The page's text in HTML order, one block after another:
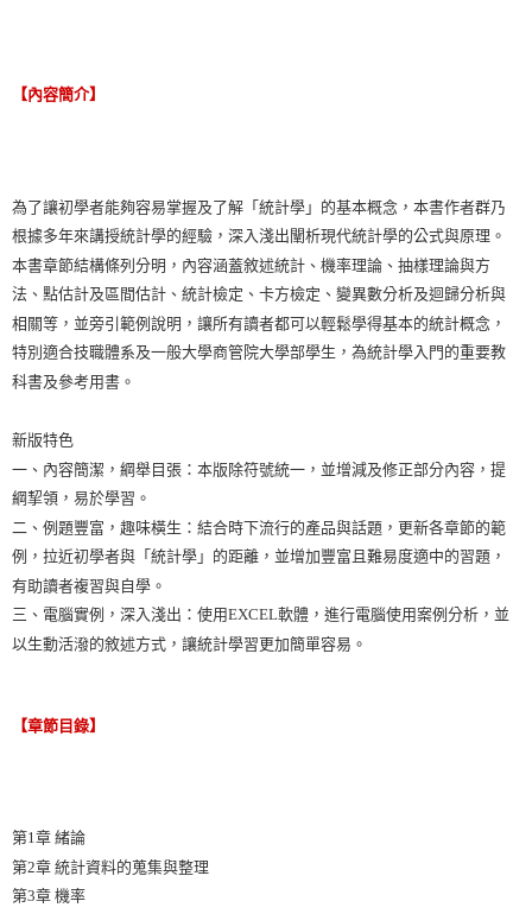
【內容簡介】
為了讓初學者能夠容易掌握及了解「統計學」的基本概念，本書作者群乃
根據多年來講授統計學的經驗，深入淺出闡析現代統計學的公式與原理。
本書章節結構條列分明，內容涵蓋敘述統計、機率理論、抽樣理論與方
法、點估計及區間估計、統計檢定、卡方檢定、變異數分析及迴歸分析與
相關等，並旁引範例說明，讓所有讀者都可以輕鬆學得基本的統計概念，
特別適合技職體系及一般大學商管院大學部學生，為統計學入門的重要教
科書及參考用書。
新版特色
一、內容簡潔，綱舉目張：本版除符號統一，並增減及修正部分內容，提
綱挈領，易於學習。
二、例題豐富，趣味橫生：結合時下流行的產品與話題，更新各章節的範
例，拉近初學者與「統計學」的距離，並增加豐富且難易度適中的習題，
有助讀者複習與自學。
三、電腦實例，深入淺出：使用EXCEL軟體，進行電腦使用案例分析，並
以生動活潑的敘述方式，讓統計學習更加簡單容易。
【章節目錄】
第1章 緒論
第2章 統計資料的蒐集與整理
第3章 機率